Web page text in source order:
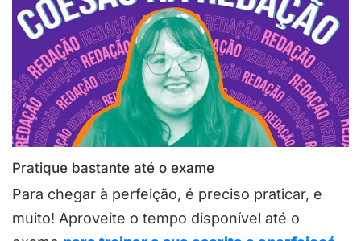
Pratique bastante até o exame
Para chegar à perfeição, é preciso praticar, e
muito! Aproveite o tempo disponível até o